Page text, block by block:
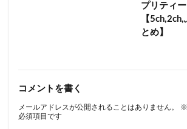
プリティー
【
とめ】
コメントを書く
メールアドレスが公開されることはありません。 ※
必須項目です